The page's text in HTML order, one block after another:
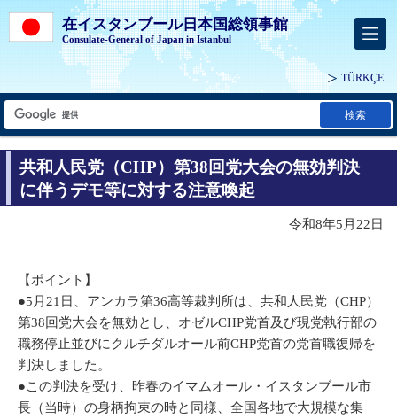
在イスタンブール日本国総領事館
Consulate-General of Japan in Istanbul
TÜRKÇE
検索
共和人民党（CHP）第38回党大会の無効判決
に伴うデモ等に対する注意喚起
令和8年5月22日
【ポイント】
●5月21日、アンカラ第36高等裁判所は、共和人民党（CHP）
第38回党大会を無効とし、オゼルCHP党首及び現党執行部の
職務停止並びにクルチダルオール前CHP党首の党首職復帰を
判決しました。
●この判決を受け、昨春のイマムオール・イスタンブール市
長（当時）の身柄拘束の時と同様、全国各地で大規模な集